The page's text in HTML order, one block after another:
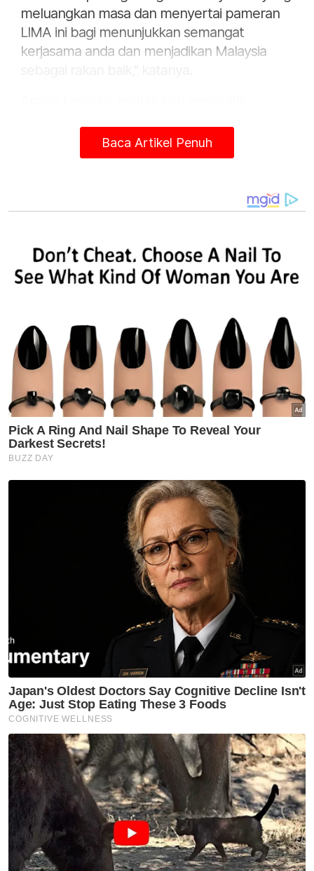
meluangkan masa dan menyertai pameran
LIMA ini bagi menunjukkan semangat
kerjasama anda dan menjadikan Malaysia
yang dikelilingi Lautan Hindi, Laut China
Selatan dan Selat Melaka menekankan
pertahanan sambil mengekalkan keamanan
di rantau ini.
Beliau menegaskan ASEAN sebagai sebuah
blok, kekal sebagai tonggak kestabilan
serantau justeru Malaysia mengalu-alukan
India, Korea, Amerika Syarikat (AS) dan
negara-negara Eropah dalam LIMA’25.
Beliau berkata, kehadiran negara-negara itu
bukan sahaja memberi isyarat menyokong
dan membina kerjasama bermakna tetapi
juga mencerminkan cita-cita bersama untuk
membentuk masa depan berasaskan
kemajuan, daya tahan dan kolaborasi.
Walaupun Asia Tenggara mempunyai
reputasi sebagai antara rantau paling aman
dan rancak dari segi ekonomi di dunia, Anwar
berkata, mengekalkan keamanan tidak boleh
dipandang ringan sebaliknya ia memerlukan
pelaburan berterusan dalam keupayaan dan
kesiapsiagaan pertahanan bagi berdepan
perkembangan global yang tidak dapat
diramalkan.
Baca Artikel Penuh